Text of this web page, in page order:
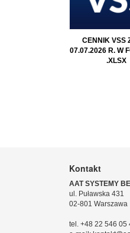
CENNIK VSS
07.07.2026 R. W
.XLSX
Kontakt
AAT SYSTEMY
ul. Puławska 431
02-801 Warszawa
tel. +48 22 546 05